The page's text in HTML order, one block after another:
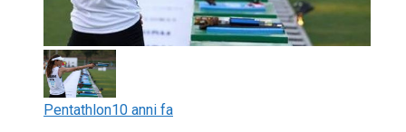
Pentathlon10 anni fa